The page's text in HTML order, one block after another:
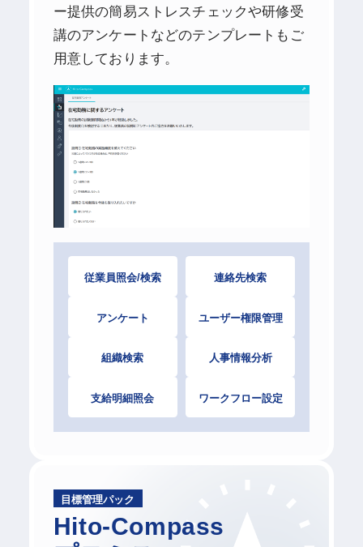
ー提供の簡易ストレスチェックや研修受
講のアンケートなどのテンプレートもご
用意しております。
従業員照会/検索 連絡先検索
アンケート ユーザー権限管理
組織検索 人事情報分析
支給明細照会 ワークフロー設定
目標管理パック
Hito-Compass